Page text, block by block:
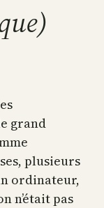
grand
plusieurs
ordinateur,
n’était pas